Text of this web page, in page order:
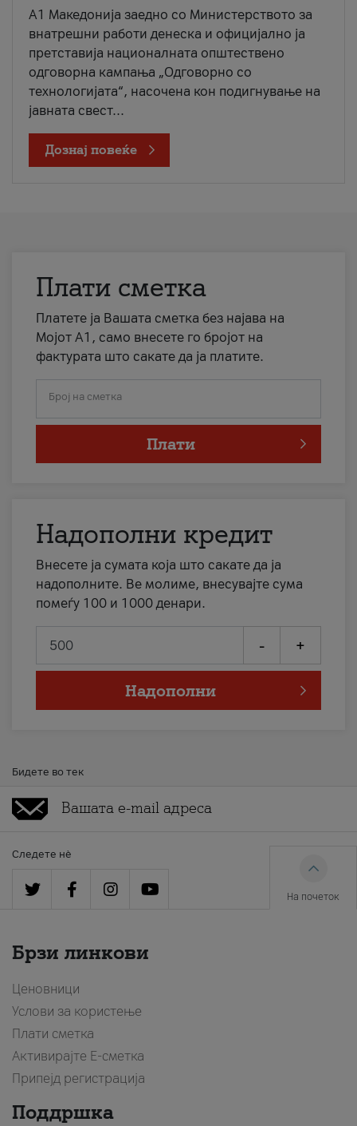
A1 Македонија заедно со Министерството за
внатрешни работи денеска и официјално ја
претставија националната општествено
одговорна кампања „Одговорно со
технологијата“, насочена кон подигнување на
јавната свест...
Дознај повеќе
Плати сметка
Платете ја Вашата сметка без најава на
Мојот А1, само внесете го бројот на
фактурата што сакате да ја платите.
Број на сметка
Плати
Надополни кредит
Внесете ја сумата која што сакате да ја
надополните. Ве молиме, внесувајте сума
помеѓу 100 и 1000 денари.
- +
Надополни
Бидете во тек
Следете нè
На почеток
Брзи линкови
Ценовници
Услови за користење
Плати сметка
Активирајте Е-сметка
Припејд регистрација
Поддршка